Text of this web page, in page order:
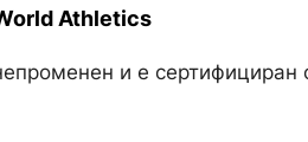
Athletics
и е сертифициран